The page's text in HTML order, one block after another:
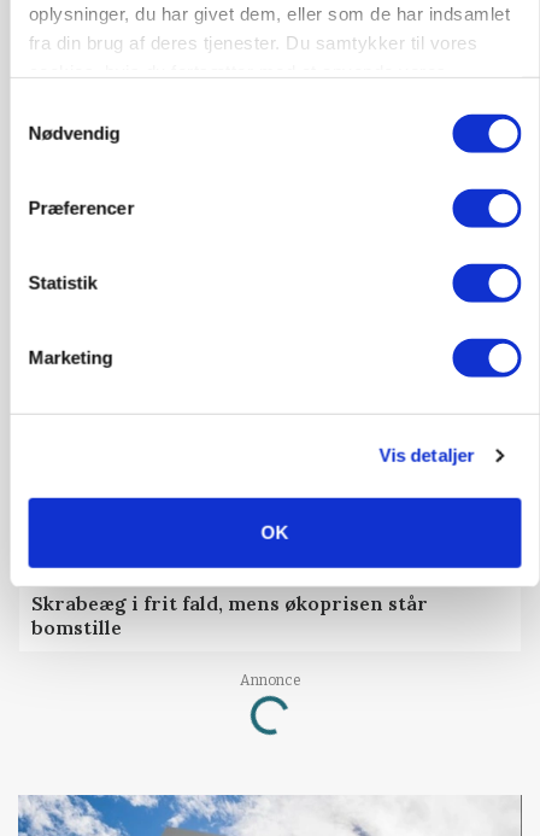
oplysninger, du har givet dem, eller som de har indsamlet
fra din brug af deres tjenester. Du samtykker til vores
Nødvendig
Præferencer
Statistik
Marketing
Vis detaljer
OK
PLANTER
Miljøstyrelsen vil undersøge TFA-mistanke mod
Skrabeæg i frit fald, mens økoprisen står
bomstille
Annonce
Loading...